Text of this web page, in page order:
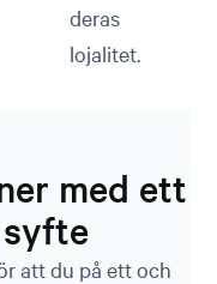
deras
lojalitet.
med ett
syfte
att du på ett och